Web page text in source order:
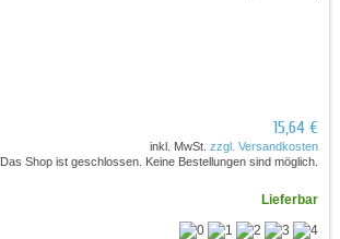
15,64 €
inkl. MwSt. zzgl. Versandkosten
Das Shop ist geschlossen. Keine Bestellungen sind möglich.
Lieferbar